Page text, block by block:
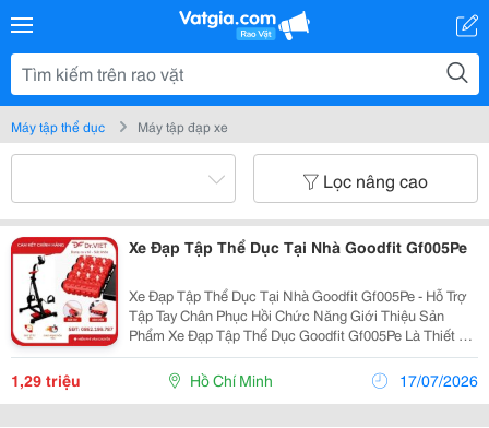
Máy tập thể dục Máy tập đạp xe
Lọc nâng cao
Xe Đạp Tập Thể Dục Tại Nhà Goodfit Gf005Pe
Xe Đạp Tập Thể Dục Tại Nhà Goodfit Gf005Pe - Hỗ Trợ
Tập Tay Chân Phục Hồi Chức Năng Giới Thiệu Sản
Phẩm Xe Đạp Tập Thể Dục Goodfit Gf005Pe Là Thiết Bị
Tập Luyện Tay Và Chân Đa Năng, Hỗ Trợ Phục Hồi Chức
Năng Và Rèn Luyện Sức Khỏe Ngay Tại Nhà. Sản...
1,29 triệu Hồ Chí Minh 17/07/2026